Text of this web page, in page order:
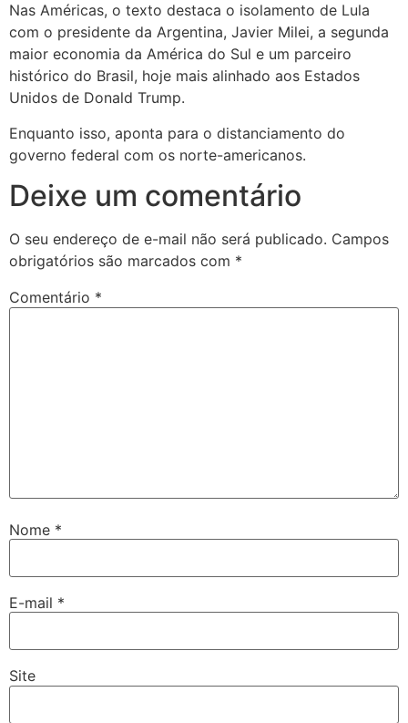
Nas Américas, o texto destaca o isolamento de Lula
com o presidente da Argentina, Javier Milei, a segunda
maior economia da América do Sul e um parceiro
histórico do Brasil, hoje mais alinhado aos Estados
Unidos de Donald Trump.
Enquanto isso, aponta para o distanciamento do
governo federal com os norte-americanos.
Deixe um comentário
O seu endereço de e-mail não será publicado. Campos
obrigatórios são marcados com *
Comentário *
Nome *
E-mail *
Site